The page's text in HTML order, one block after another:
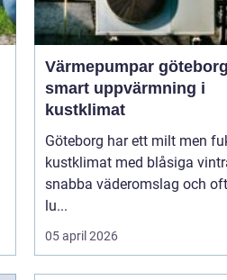
Värmepumpar
smart uppvärmning i
kustklimat
Göteborg har ett milt men
kustklimat med blåsiga
snabba väderomslag och
lu...
05 april 2026